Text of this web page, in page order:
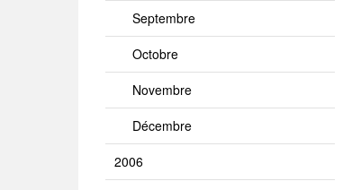
Septembre
Octobre
Novembre
Décembre
2006